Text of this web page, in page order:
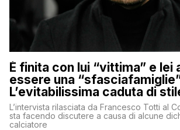
È finita con lui “vittima” e lei
essere una
L’evitabilissima caduta di
L’intervista rilasciata da Francesco Totti al
sta facendo discutere a causa di alcune
calciatore